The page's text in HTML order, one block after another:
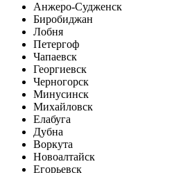
Анжеро-Судженск
Биробиджан
Лобня
Петергоф
Чапаевск
Георгиевск
Черногорск
Минусинск
Михайловск
Елабуга
Дубна
Воркута
Новоалтайск
Егорьевск